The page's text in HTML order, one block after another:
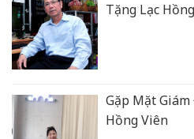
Tặng Lạc
Gặp Mặt
Hồng Viên